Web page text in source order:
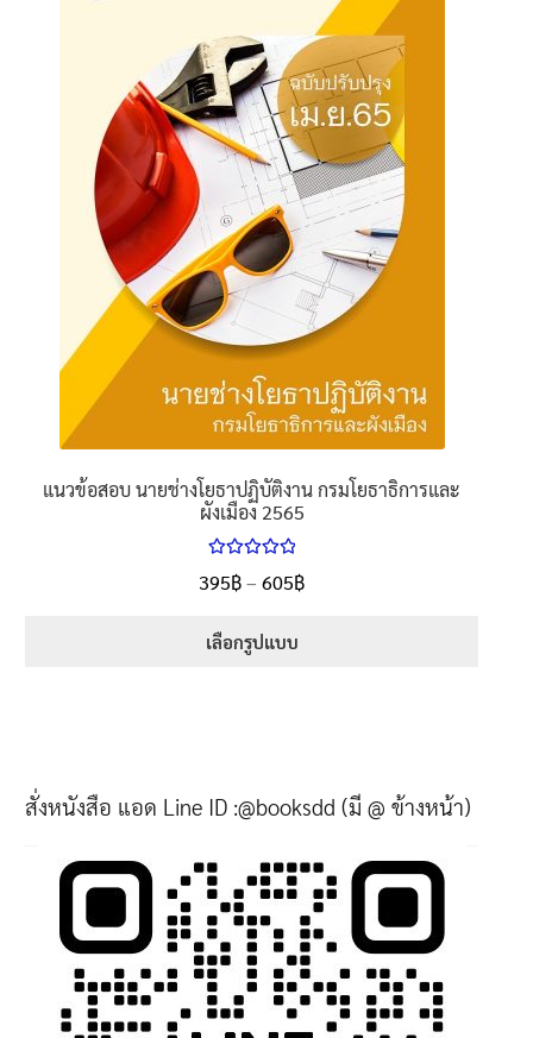
แนวข้อสอบ นายช่างโยธาปฏิบัติงาน กรมโยธาธิการและ
ผังเมือง 2565
ให้คะแนน
5.00
ตั้งแต่
395฿– 605฿
เลือกรูปแบบ
สั่งหนังสือ แอด Line ID :@booksdd (มี @ ข้างหน้า)